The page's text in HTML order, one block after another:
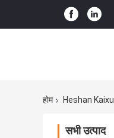
होम Heshan
सभी उत्पाद